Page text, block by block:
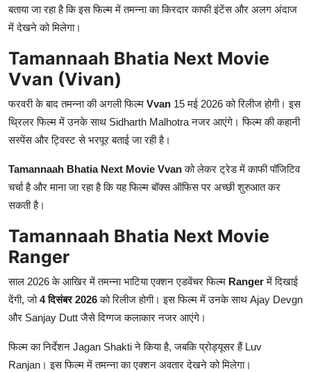
बताया जा रहा है कि इस फिल्म में तमन्ना का किरदार काफी इंटेंस और अलग अंदाज
में देखने को मिलेगा।
Tamannaah Bhatia Next Movie
Vvan (Vivan)
फरवरी के बाद तमन्ना की अगली फिल्म Vvan 15 मई 2026 को रिलीज होगी। इस
थ्रिलर फिल्म में उनके साथ Sidharth Malhotraनजर आएंगे। फिल्म की कहानी
सस्पेंस और ट्विस्ट से भरपूर बताई जा रही है।
Tamannaah Bhatia Next Movie Vvanको लेकर ट्रेड में काफी पॉजिटिव
चर्चा है और माना जा रहा है कि यह फिल्म बॉक्स ऑफिस पर अच्छी शुरुआत कर
सकती है।
Tamannaah Bhatia Next Movie
Ranger
साल 2026 के आखिर में तमन्ना भाटिया एक्शन एडवेंचर फिल्म Rangerमें दिखाई
देंगी, जो4 दिसंबर 2026को रिलीज होगी। इस फिल्म में उनके साथ Ajay Devgn
और Sanjay Duttजैसे दिग्गज कलाकार नजर आएंगे।
फिल्म का निर्देशन Jagan Shaktiने किया है, जबकि प्रोड्यूसर हैं Luv
Ranjan । इस फिल्म में तमन्ना का एक्शन अवतार देखने को मिलेगा।